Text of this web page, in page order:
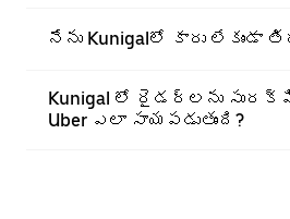
నేను Kunigalలో కారు
Kunigal లో రైడర్‌లను
Uber ఎలా సాయపడుతుంది?